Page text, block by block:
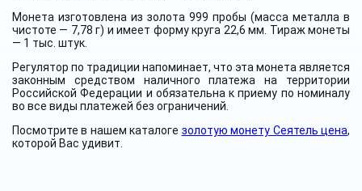
Монета изготовлена из золота 999 пробы (масса металла в
чистоте — 7,78 г) и имеет форму круга 22,6 мм. Тираж монеты
— 1 тыс. штук.
Регулятор по традиции напоминает, что эта монета является
законным средством наличного платежа на территории
Российской Федерации и обязательна к приему по номиналу
во все виды платежей без ограничений.
Посмотрите в нашем каталоге золотую монету Сеятель цена,
которой Вас удивит.